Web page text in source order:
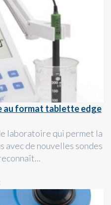
au format tablette edge
laboratoire qui permet la
avec de nouvelles sondes